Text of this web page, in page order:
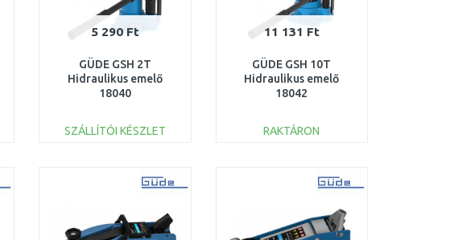
5 290 Ft
GÜDE GSH 2T
Hidraulikus emelő
18040
SZÁLLÍTÓI KÉSZLET
Összehasonlítás
11 131 Ft
GÜDE GSH 10T
Hidraulikus emelő
18042
RAKTÁRON
Összehasonlítás